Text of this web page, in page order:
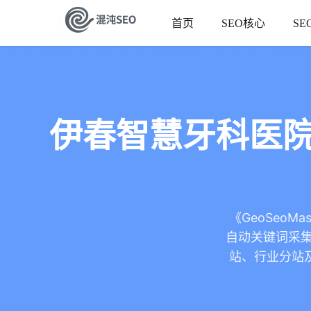
首页 SEO核心
伊春智慧牙科医
《
自动关键词采
站、行业分站